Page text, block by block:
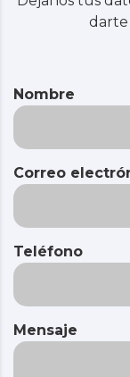
darte
Nombre
Correo
Teléfono
Mensaje